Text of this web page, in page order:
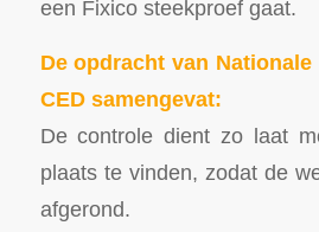
een Fixico steekproef gaat.
De opdracht van Nationale
CED samengevat:
De controle dient zo laat
plaats te vinden, zodat de
afgerond.